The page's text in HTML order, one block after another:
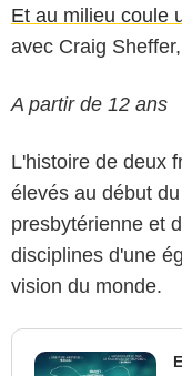
Et au milieu coule
avec Craig
A partir de 12 ans
L'histoire de deux
élevés au début
presbytérienne et
disciplines d'une
vision du monde.